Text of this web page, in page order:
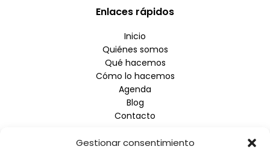
Gestionar consentimiento
Enlaces rápidos
Inicio
Quiénes somos
Qué hacemos
Cómo lo hacemos
Agenda
Blog
Contacto
Empresa